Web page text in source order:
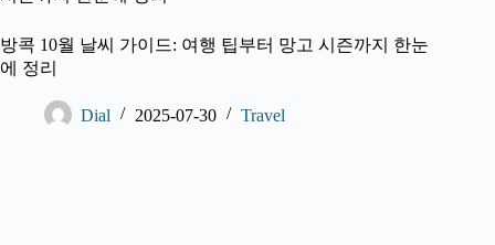
방콕 10월 날씨 가이드: 여행 팁부터 망고 시즌까지 한눈
에 정리
Dial 2025-07-30 Travel